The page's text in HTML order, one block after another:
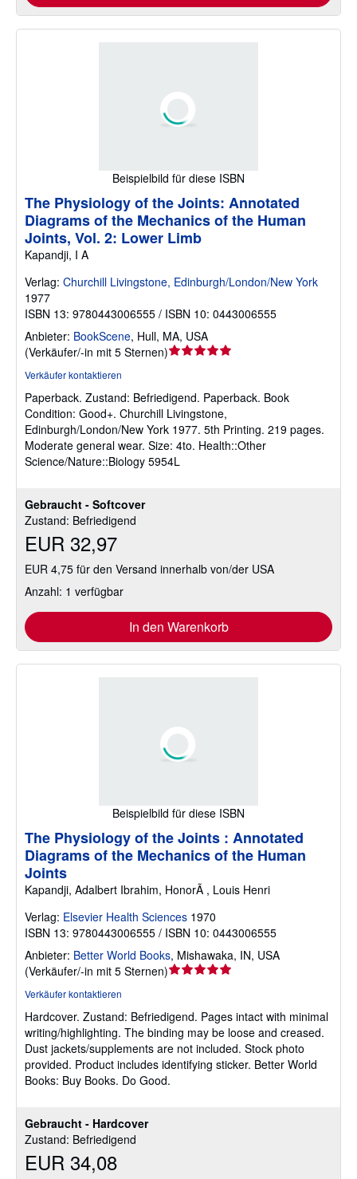
Beispielbild für diese ISBN
Gebraucht - Softcover
Zustand: Befriedigend
EUR 32,97
EUR 4,75 für den Versand innerhalb von/der USA
Anzahl: 1 verfügbar
In den Warenkorb
The Physiology of the Joints: Annotated
Diagrams of the Mechanics of the Human
Joints, Vol. 2: Lower Limb
Kapandji, I A
Verlag: Churchill Livingstone, Edinburgh/London/New York
1977
ISBN 13: 9780443006555 / ISBN 10: 0443006555
Anbieter: BookScene, Hull, MA, USA
(Verkäufer/-in mit 5 Sternen)Verkäuferbewertung
5
Sternen
Verkäufer kontaktieren
Paperback. Zustand: Befriedigend. Paperback. Book
Condition: Good+. Churchill Livingstone,
Edinburgh/London/New York 1977. 5th Printing. 219 pages.
Moderate general wear. Size: 4to. Health::Other
Science/Nature::Biology 5954L
Beispielbild für diese ISBN
Gebraucht - Hardcover
Zustand: Befriedigend
EUR 34,08
The Physiology of the Joints : Annotated
Diagrams of the Mechanics of the Human
Joints
Kapandji, Adalbert Ibrahim, HonorÃ , Louis Henri
Verlag: Elsevier Health Sciences 1970
ISBN 13: 9780443006555 / ISBN 10: 0443006555
Anbieter: Better World Books, Mishawaka, IN, USA
(Verkäufer/-in mit 5 Sternen)Verkäuferbewertung
5
Sternen
Verkäufer kontaktieren
Hardcover. Zustand: Befriedigend. Pages intact with minimal
writing/highlighting. The binding may be loose and creased.
Dust jackets/supplements are not included. Stock photo
provided. Product includes identifying sticker. Better World
Books: Buy Books. Do Good.